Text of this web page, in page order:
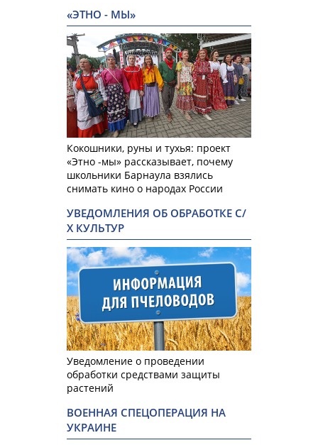
«ЭТНО - МЫ»
Кокошники, руны и тухья: проект
«Этно -мы» рассказывает, почему
школьники Барнаула взялись
снимать кино о народах России
УВЕДОМЛЕНИЯ ОБ ОБРАБОТКЕ С/
Х КУЛЬТУР
Уведомление о проведении
обработки средствами защиты
растений
ВОЕННАЯ СПЕЦОПЕРАЦИЯ НА
УКРАИНЕ